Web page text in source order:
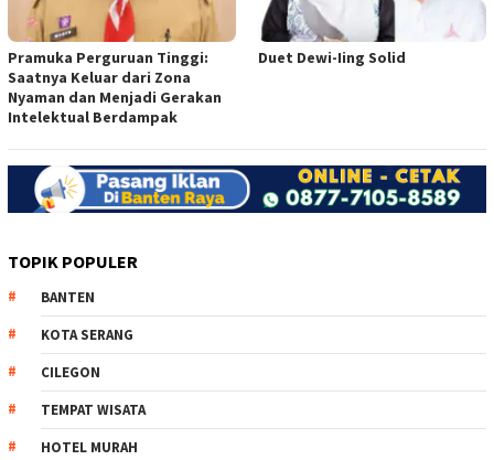
Pramuka Perguruan Tinggi:
Saatnya Keluar dari Zona
Nyaman dan Menjadi Gerakan
Intelektual Berdampak
Duet Dewi-Iing Solid
TOPIK POPULER
BANTEN
KOTA SERANG
CILEGON
TEMPAT WISATA
HOTEL MURAH